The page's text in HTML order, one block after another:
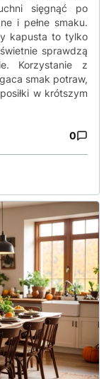
sięgnąć po
i pełne smaku.
kapusta to tylko
sprawdzą
Korzystanie z
smak potraw,
w krótszym
0